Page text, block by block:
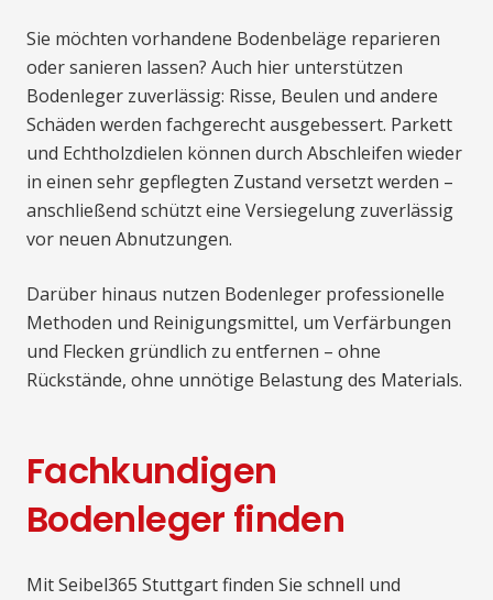
Sie möchten vorhandene Bodenbeläge reparieren
oder sanieren lassen? Auch hier unterstützen
Bodenleger zuverlässig: Risse, Beulen und andere
Schäden werden fachgerecht ausgebessert. Parkett
und Echtholzdielen können durch Abschleifen wieder
in einen sehr gepflegten Zustand versetzt werden –
anschließend schützt eine Versiegelung zuverlässig
vor neuen Abnutzungen.
Darüber hinaus nutzen Bodenleger professionelle
Methoden und Reinigungsmittel, um Verfärbungen
und Flecken gründlich zu entfernen – ohne
Rückstände, ohne unnötige Belastung des Materials.
Fachkundigen
Bodenleger finden
Mit Seibel365 Stuttgart finden Sie schnell und